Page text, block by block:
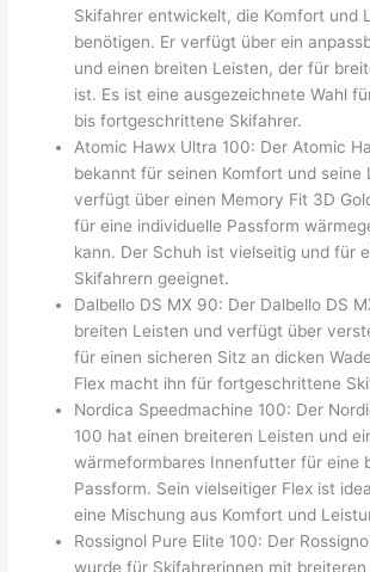
Skifahrer entwickelt, die Komfort und
benötigen. Er verfügt über ein
und einen breiten Leisten, der für
ist. Es ist eine ausgezeichnete Wahl
bis fortgeschrittene Skifahrer.
Atomic Hawx Ultra 100: Der Atomic
bekannt für seinen Komfort und seine
verfügt über einen Memory Fit 3D
für eine individuelle Passform
kann. Der Schuh ist vielseitig und für
Skifahrern geeignet.
Dalbello DS MX 90: Der Dalbello DS
breiten Leisten und verfügt über
für einen sicheren Sitz an dicken
Flex macht ihn für fortgeschrittene
Nordica Speedmachine 100: Der
100 hat einen breiteren Leisten und
wärmeformbares Innenfutter für eine
Passform. Sein vielseitiger Flex ist
eine Mischung aus Komfort und
Rossignol Pure Elite 100: Der
wurde für Skifahrerinnen mit